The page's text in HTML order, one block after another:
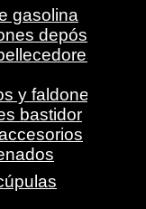
gasolina
depósito
y faldones
bastidor